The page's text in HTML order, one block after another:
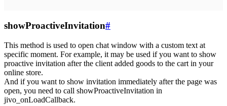
showProactiveInvitation#
This method is used to open chat window with a custom text at
specific moment. For example, it may be used if you want to show
proactive invitation after the client added goods to the cart in your
online store.
And if you want to show invitation immediately after the page was
open, you need to call showProactiveInvitation in
jivo_onLoadCallback.